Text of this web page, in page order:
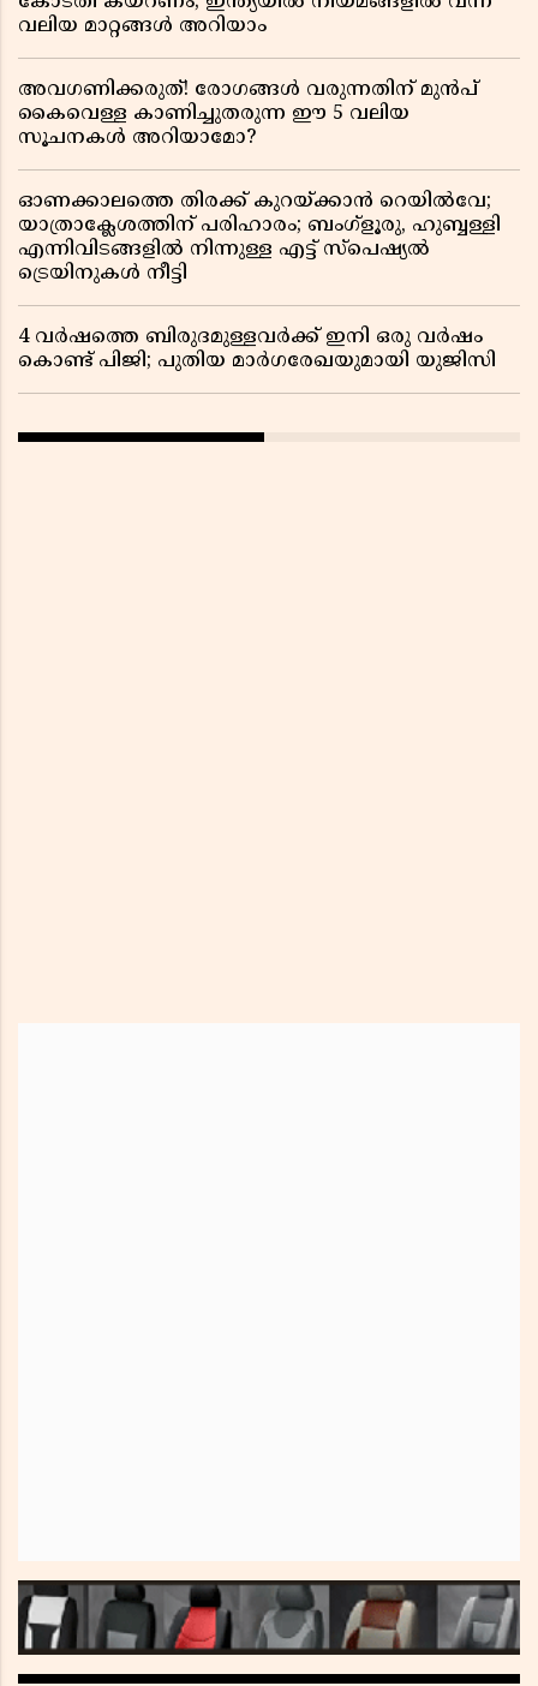
വലിയ മാറ്റങ്ങൾ അറിയാം
അവഗണിക്കരുത്! രോഗങ്ങൾ വരുന്നതിന് മുൻപ്
കൈവെള്ള കാണിച്ചുതരുന്ന ഈ 5 വലിയ
സൂചനകൾ അറിയാമോ?
ഓണക്കാലത്തെ തിരക്ക് കുറയ്ക്കാൻ റെയിൽവേ;
യാത്രാക്ലേശത്തിന് പരിഹാരം; ബംഗ്ളൂരു, ഹുബ്ബള്ളി
എന്നിവിടങ്ങളിൽ നിന്നുള്ള എട്ട് സ്പെഷ്യൽ
ട്രെയിനുകൾ നീട്ടി
4 വർഷത്തെ ബിരുദമുള്ളവർക്ക് ഇനി ഒരു വർഷം
കൊണ്ട് പിജി; പുതിയ മാർഗരേഖയുമായി യുജിസി